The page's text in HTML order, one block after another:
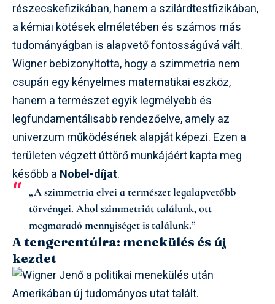
részecskefizikában, hanem a szilárdtestfizikában,
a kémiai kötések elméletében és számos más
tudományágban is alapvető fontosságúvá vált.
Wigner bebizonyította, hogy a szimmetria nem
csupán egy kényelmes matematikai eszköz,
hanem a természet egyik legmélyebb és
legfundamentálisabb rendezőelve, amely az
univerzum működésének alapját képezi. Ezen a
területen végzett úttörő munkájáért kapta meg
később a Nobel-díjat.
„A szimmetria elvei a természet legalapvetőbb
törvényei. Ahol szimmetriát találunk, ott
megmaradó mennyiséget is találunk.”
A tengerentúlra: menekülés és új
kezdet